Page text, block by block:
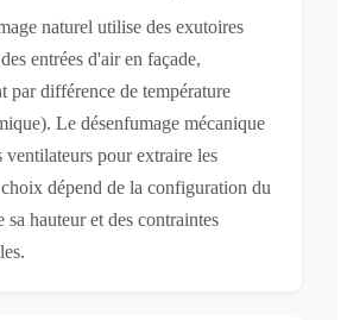
naturel utilise des exutoires
entrées d'air en façade,
par différence de température
Le désenfumage mécanique
ventilateurs pour extraire les
dépend de la configuration du
sa hauteur et des contraintes